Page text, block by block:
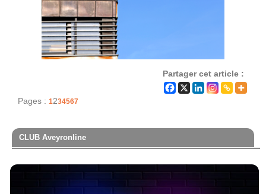
Partager cet article :
Pages : 1234567
CLUB Aveyronline